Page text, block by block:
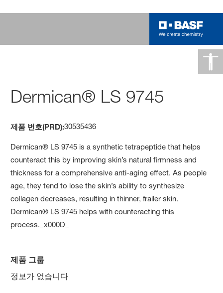
Dermican® LS 9745
제품 번호(PRD):30535436
Dermican® LS 9745 is a synthetic tetrapeptide that helps
counteract this by improving skin’s natural firmness and
thickness for a comprehensive anti-aging effect. As people
age, they tend to lose the skin’s ability to synthesize
collagen decreases, resulting in thinner, frailer skin.
Dermican® LS 9745 helps with counteracting this
process._x000D_
제품 그룹
정보가 없습니다